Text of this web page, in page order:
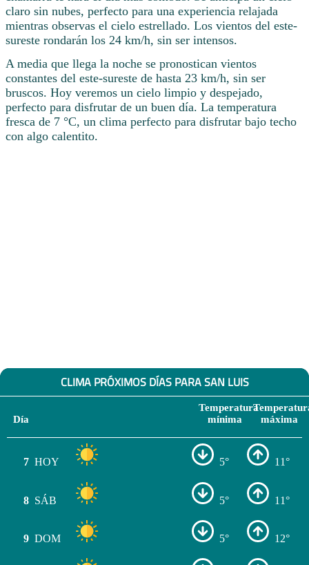
claro sin nubes, perfecto para una experiencia relajada
mientras observas el cielo estrellado. Los vientos del este-
sureste rondarán los 24 km/h, sin ser intensos.
A media que llega la noche se pronostican vientos
constantes del este-sureste de hasta 23 km/h, sin ser
bruscos. Hoy veremos un cielo limpio y despejado,
perfecto para disfrutar de un buen día. La temperatura
fresca de 7 °C, un clima perfecto para disfrutar bajo techo
con algo calentito.
CLIMA PRÓXIMOS DÍAS PARA SAN LUIS
Día
Temperatura
mínima
máxima
7 HOY 5° 11°
8 SÁB 5° 11°
9 DOM 5° 12°